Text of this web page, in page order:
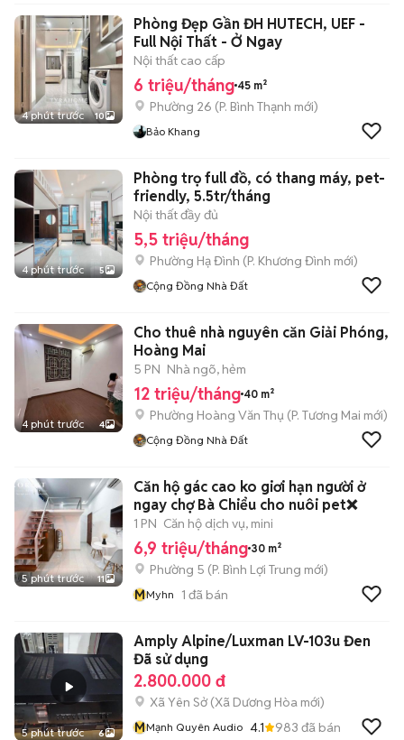
4 phút trước 10
Phòng Đẹp Gần ĐH HUTECH, UEF -
Full Nội Thất - Ở Ngay
Nội thất cao cấp
6 triệu/tháng 45 m²
Phường 26 (P. Bình Thạnh mới)
Bảo Khang
4 phút trước 5
Phòng trọ full đồ, có thang máy, pet-
friendly, 5.5tr/tháng
Nội thất đầy đủ
5,5 triệu/tháng
Phường Hạ Đình (P. Khương Đình mới)
Cộng Đồng Nhà Đất
4 phút trước 4
Cho thuê nhà nguyên căn Giải Phóng,
Hoàng Mai
5 PN Nhà ngõ, hẻm
12 triệu/tháng 40 m²
Phường Hoàng Văn Thụ (P. Tương Mai mới)
Cộng Đồng Nhà Đất
5 phút trước 11
Căn hộ gác cao ko giơi hạn người ở
ngay chợ Bà Chiểu cho nuôi pet❌
1 PN Căn hộ dịch vụ, mini
6,9 triệu/tháng 30 m²
Phường 5 (P. Bình Lợi Trung mới)
MMyhn 1 đã bán
5 phút trước 6
Amply Alpine/Luxman LV-103u Đen
Đã sử dụng
2.800.000 đ
Xã Yên Sở(Xã Dương Hòa mới)
MMạnh Quyên Audio 4.1 983 đã bán